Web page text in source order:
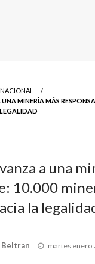
NACIONAL
MINERÍA MÁS
a una
10.000
la
Beltran
Publicado
martes enero